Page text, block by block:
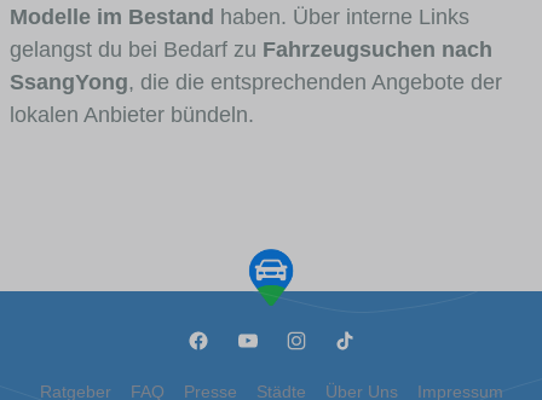
Modelle im Bestand haben. Über interne Links
gelangst du bei Bedarf zu Fahrzeugsuchen nach
SsangYong, die die entsprechenden Angebote der
lokalen Anbieter bündeln.
Ratgeber FAQ Presse Städte Über Uns Impressum